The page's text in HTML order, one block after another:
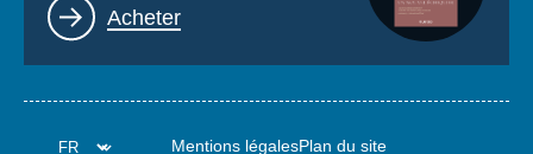
Lien
Acheter
Mentions légalesPlan du site